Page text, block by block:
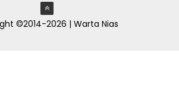
©2014-2026 | Warta Nias